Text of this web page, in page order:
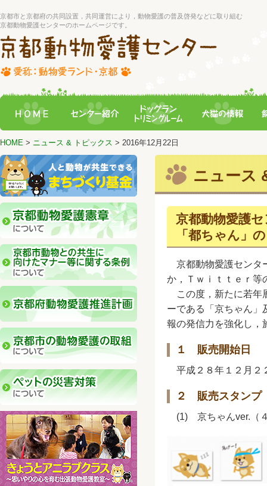
京都市と京都府の共同設置，共同運営により，動物愛護の普及啓発などに取り組む
京都動物愛護センターのホームページです。
HOME > ニュース & トピックス > 2016年12月22日
ニュース
京都動物愛護
「都ちゃん」
京都動物愛護センタ
か，Ｔｗｉｔｔｅｒ等
この度，新たに若年
ーである「京ちゃん」
報の発信力を強化し，
１ 販売開始日
平成２８年１２月２
２ 販売スタンプ
(1) 京ちゃんver.